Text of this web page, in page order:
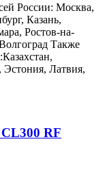
России: Москва,
Казань,
Ростов-на-
Также
Эстония, Латвия,
RF